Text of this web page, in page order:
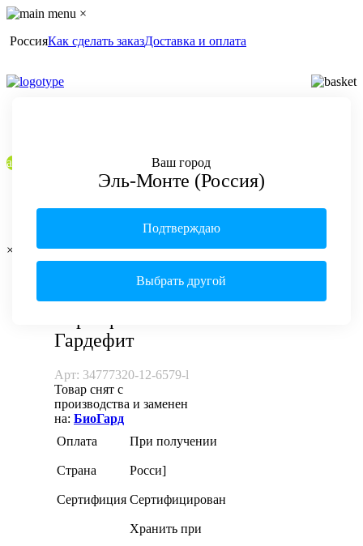
×
РоссияКак сделать заказДоставка и оплата
Ваш город
Эль-Монте (Россия)
Подтверждаю
Выбрать другой
акция
×
отзыв
Гардефит
Арт: 34777320-12-6579-l
Товар снят с
производства и заменен
на: БиоГард
Оплата
При получении
Страна Росси]
Сертифиция Сертифицирован
Хранить при